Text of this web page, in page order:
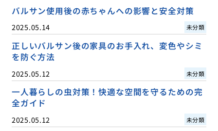
バルサン使用後の赤ちゃんへの影響と安全対策
2025.05.14 未分類
正しいバルサン後の家具のお手入れ、変色やシミ
を防ぐ方法
2025.05.12 未分類
一人暮らしの虫対策！快適な空間を守るための完
全ガイド
2025.05.12 未分類